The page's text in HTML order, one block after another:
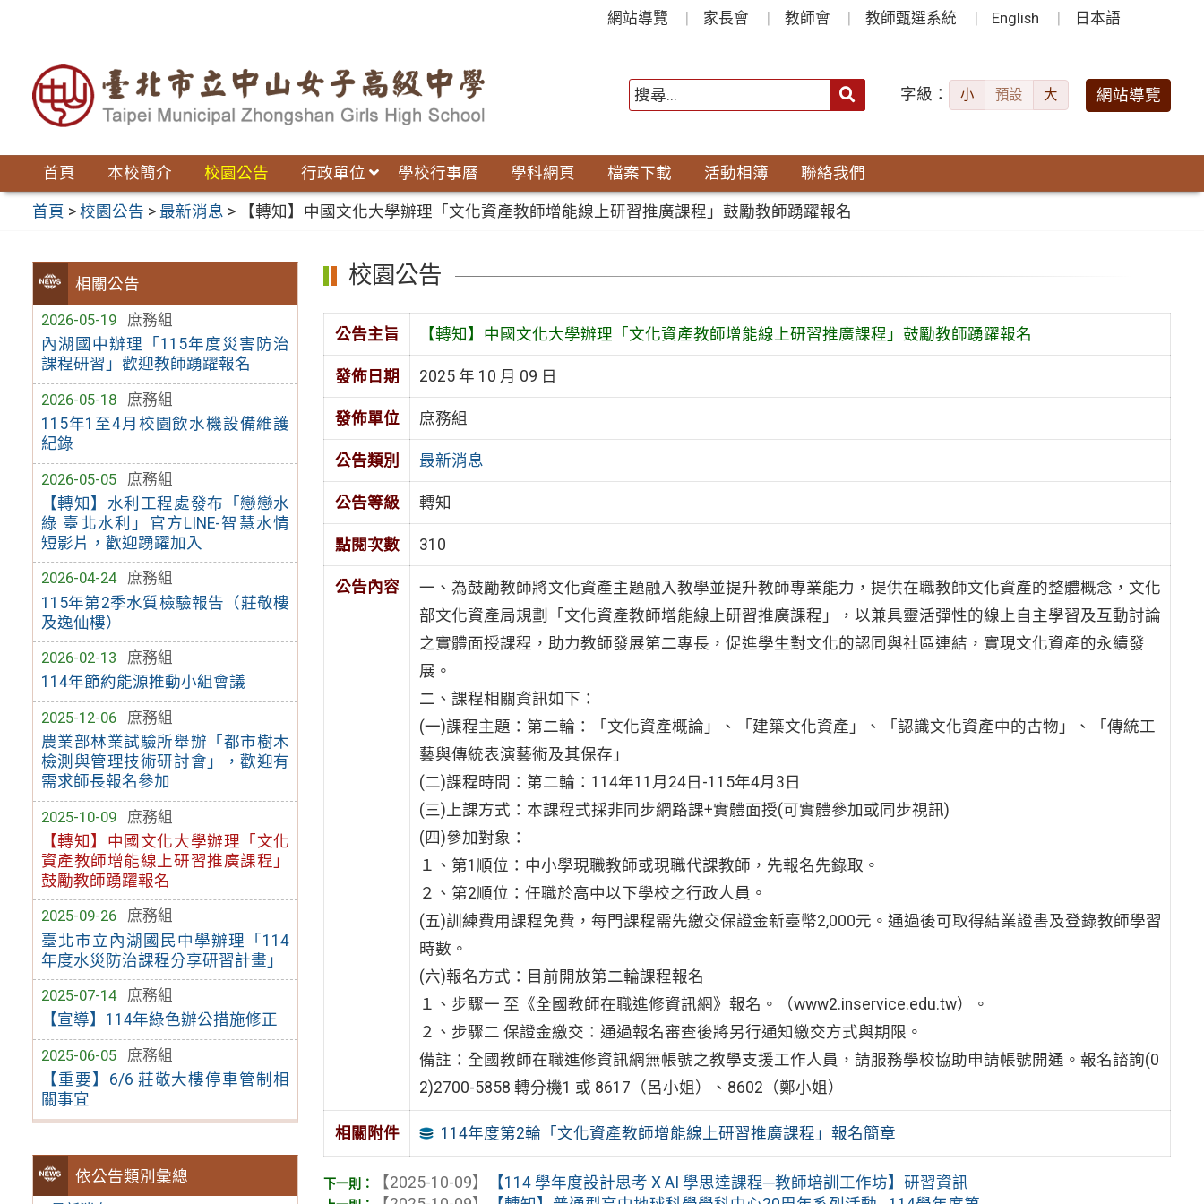
網站導覽 家長會 教師會 教師甄選系統 English 日本語
字級： 小 預設 大 網站導覽
首頁 本校簡介 校園公告 行政單位 學校行事曆 學科網頁 檔案下載 活動相簿 聯絡我們
首頁 >校園公告 > 最新消息 > 【轉知】中國文化大學辦理「文化資產教師增能線上研習推廣課程」鼓勵教師踴躍報名
相關公告
2026-05-19
庶務組
內湖國中辦理「115年度災害防治
課程研習」歡迎教師踴躍報名
2026-05-18
庶務組
115年1至4月校園飲水機設備維護
紀錄
2026-05-05
庶務組
【轉知】水利工程處發布「戀戀水
綠 臺北水利」官方LINE-智慧水情
短影片，歡迎踴躍加入
2026-04-24
庶務組
115年第2季水質檢驗報告（莊敬樓
及逸仙樓）
2026-02-13
庶務組
114年節約能源推動小組會議
2025-12-06
庶務組
農業部林業試驗所舉辦「都市樹木
檢測與管理技術研討會」，歡迎有
需求師長報名參加
2025-10-09
庶務組
【轉知】中國文化大學辦理「文化
資產教師增能線上研習推廣課程」
鼓勵教師踴躍報名
2025-09-26
庶務組
臺北市立內湖國民中學辦理「114
年度水災防治課程分享研習計畫」
2025-07-14
庶務組
【宣導】114年綠色辦公措施修正
2025-06-05
庶務組
【重要】6/6 莊敬大樓停車管制相
關事宜
依公告類別彙總
校園公告
公告主旨 【轉知】中國文化大學辦理「文化資產教師增能線上研習推廣課程」鼓勵教師踴躍報名
發佈日期 2025 年 10 月 09 日
發佈單位 庶務組
公告類別 最新消息
公告等級 轉知
點閱次數 310
公告內容
一、為鼓勵教師將文化資產主題融入教學並提升教師專業能力，提供在職教師文化資產的整體概念，文化
部文化資產局規劃「文化資產教師增能線上研習推廣課程」，以兼具靈活彈性的線上自主學習及互動討論
之實體面授課程，助力教師發展第二專長，促進學生對文化的認同與社區連結，實現文化資產的永續發
展。
二、課程相關資訊如下：
(一)課程主題：第二輪：「文化資產概論」、「建築文化資產」、「認識文化資產中的古物」、「傳統工
藝與傳統表演藝術及其保存」
(二)課程時間：第二輪：114年11月24日-115年4月3日
(三)上課方式：本課程式採非同步網路課+實體面授(可實體參加或同步視訊)
(四)參加對象：
１、第1順位：中小學現職教師或現職代課教師，先報名先錄取。
２、第2順位：任職於高中以下學校之行政人員。
(五)訓練費用課程免費，每門課程需先繳交保證金新臺幣2,000元。通過後可取得結業證書及登錄教師學習
時數。
(六)報名方式：目前開放第二輪課程報名
１、步驟一 至《全國教師在職進修資訊網》報名。（www2.inservice.edu.tw）。
２、步驟二 保證金繳交：通過報名審查後將另行通知繳交方式與期限。
備註：全國教師在職進修資訊網無帳號之教學支援工作人員，請服務學校協助申請帳號開通。報名諮詢(0
2)2700-5858 轉分機1 或 8617（呂小姐）、8602（鄭小姐）
相關附件 114年度第2輪「文化資產教師增能線上研習推廣課程」報名簡章
【2025-10-09】
【114 學年度設計思考 X AI 學思達課程─教師培訓工作坊】研習資訊